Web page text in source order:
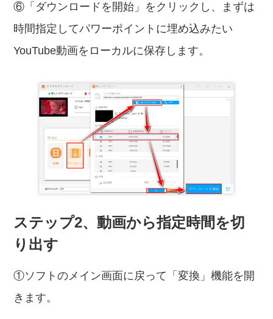
⑥「ダウンロードを開始」をクリックし、まずは
時間指定してパワーポイントに埋め込みたい
YouTube動画をローカルに保存します。
ステップ2、動画から指定時間を切
り出す
①ソフトのメイン画面に戻って「変換」機能を開
きます。